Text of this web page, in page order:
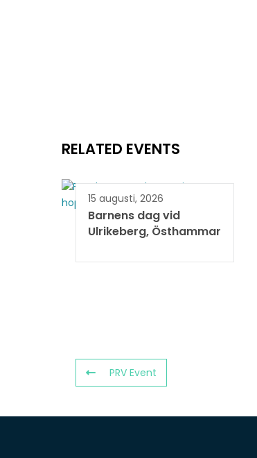
RELATED EVENTS
15 augusti, 2026
Barnens dag vid
Ulrikeberg, Östhammar
PRV Event